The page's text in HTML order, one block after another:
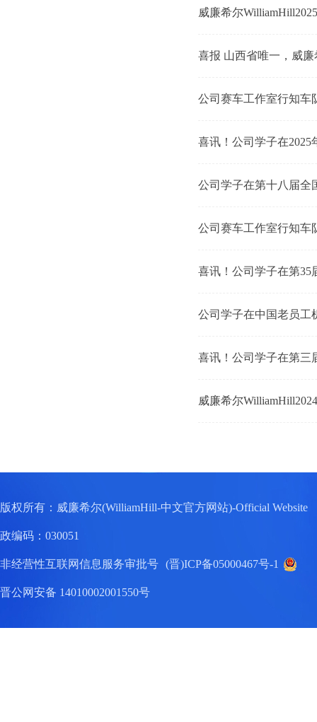
威廉希尔
喜报 山西省唯一，威
公司赛车工作室行知车
喜讯！公司学子在2025
公司学子在第十八届全
公司赛车工作室行知车
喜讯！公司学子在第35
公司学子在中国老员
喜讯！公司学子在第三
威廉希尔
版权所有：威廉希尔(WilliamHill-中文官方网站)-Official
政编码：030051
非经营性互联网信息服务审批号 (晋)ICP备05000467号-1
晋公网安备 14010002001550号